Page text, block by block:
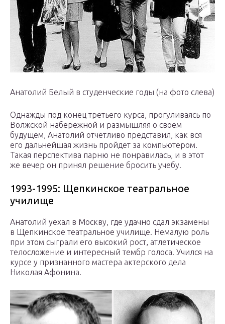
Анатолий Белый в студенческие годы (на фото слева)
Однажды под конец третьего курса, прогуливаясь по
Волжской набережной и размышляя о своем
будущем, Анатолий отчетливо представил, как вся
его дальнейшая жизнь пройдет за компьютером.
Такая перспектива парню не понравилась, и в этот
же вечер он принял решение бросить учебу.
1993-1995: Щепкинское театральное
училище
Анатолий уехал в Москву, где удачно сдал экзамены
в Щепкинское театральное училище. Немалую роль
при этом сыграли его высокий рост, атлетическое
телосложение и интересный тембр голоса. Учился на
курсе у признанного мастера актерского дела
Николая Афонина.